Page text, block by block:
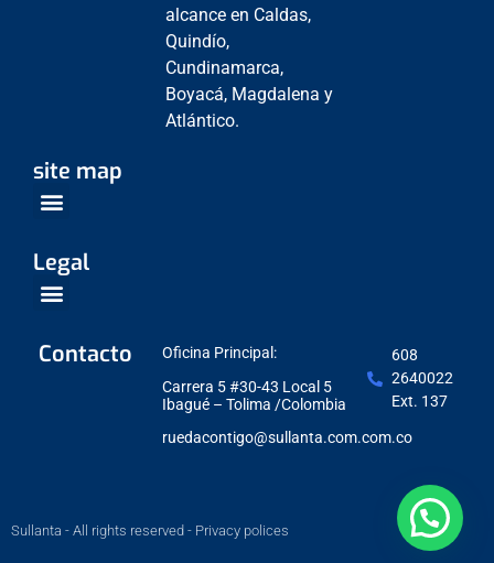
alcance en Caldas,
Quindío,
Cundinamarca,
Boyacá, Magdalena y
Atlántico.
site map
Legal
Contacto
Oficina Principal:
Carrera 5 #30-43 Local 5
Ibagué – Tolima /Colombia
ruedacontigo@sullanta.com.com.co
608
2640022
Ext. 137
Sullanta - All rights reserved - Privacy polices